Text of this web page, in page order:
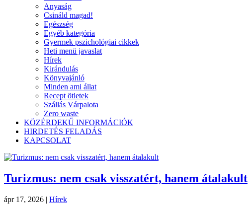
Anyaság
Csináld magad!
Egészség
Egyéb kategória
Gyermek pszichológiai cikkek
Heti menü javaslat
Hírek
Kirándulás
Könyvajánló
Minden ami állat
Recept ötletek
Szállás Várpalota
Zero waste
KÖZÉRDEKŰ INFORMÁCIÓK
HIRDETÉS FELADÁS
KAPCSOLAT
Turizmus: nem csak visszatért, hanem átalakult
ápr 17, 2026 | Hírek